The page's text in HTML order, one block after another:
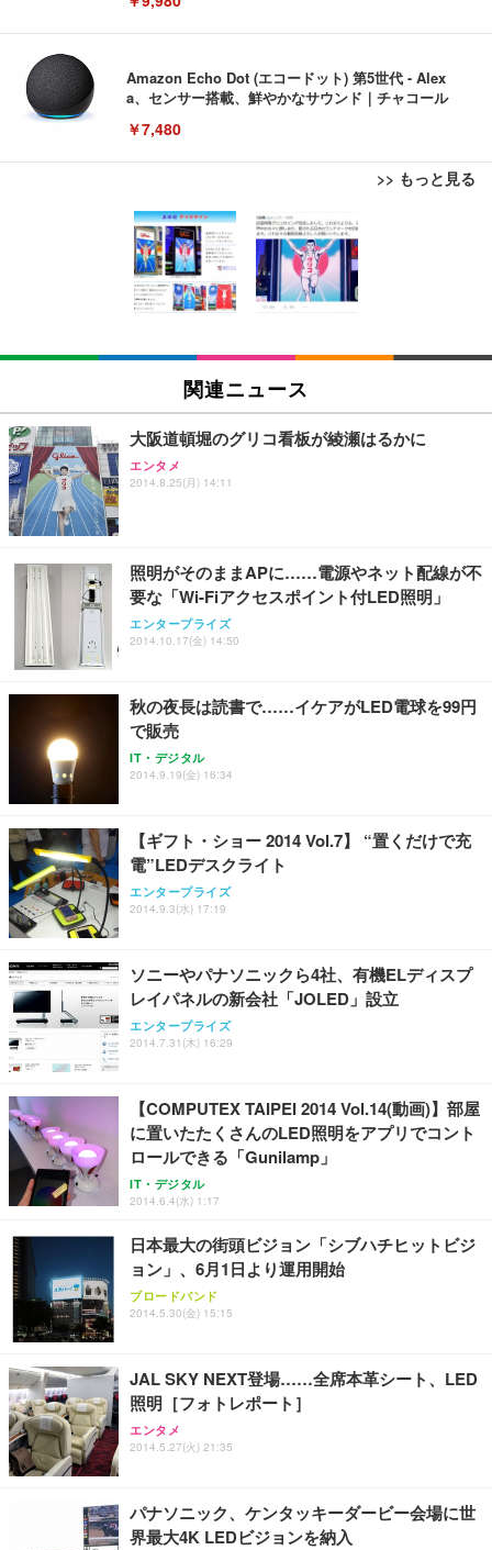
Amazon Echo Dot (エコードット) 第5世代 - Alex
a、センサー搭載、鮮やかなサウンド｜チャコール
￥7,480
>> もっと見る
[EdoErgo] オフィスチェア 椅子 テレワーク 疲れな
い 跳ね上げ式アームレスト コンパクト 約105度ロッ
キング pc 事務椅子 360度回転 座面昇降 強化ナイロ
ン樹脂ベース 通気性メッシュ 在宅ワーク H-WY01
(黒網+黒枠+黒足)
￥5,699
SIHOO B100 オフィスチェア／デスクチェア メッシ
ュチェア 人間工学 疲れない ブラック
￥27,999
Sezlife オフィスチェア デスクチェア 疲れない テレ
務用 おしゃれ パソコンチェア (ブラック)
Sezlife オフィスチェア デスクチェア 疲れない テレ
ワーク チェア 強化バックレスト 30度ロッキング機
能 人間工学 椅子 腰サポート 90度跳ね上げ式アーム
務用 おしゃれ パソコンチェア (ホワイト)
ANDWINT オフィスチェア デスクチェア 肘なし メ
ッシュ 通気性 ランバーサポート付き 腰サポート ガ
ス圧無段階昇降 360度回転 キャスター付き コンパク
EIZO ビジネス向けプレミアムモニター | FlexScan
EV3240X-WT | 31.5型4K UHD・USB Type-C・ホワ
イト
￥105,595
EIZO ビジネス向けプレミアムモニター | FlexScan
￥109,572
【純正品】27"ゲーミングモニター DualSense 充電
【整備済み品】Dell E2724HS 27インチ 液晶モニタ
ー フルHD（1920×1080）VA 非光沢 HDMI/DisplayP
ort/VGA スピーカー内蔵 高さ調整 スイベル VESA対
【MiniLED/24.5inch/280Hz/FHD】GRAPHT THE S
HOOTER Gaming Monitor 24” Essential ゲーミン
グモニター QD 24.5インチ 1ms FHD 量子ドット 残
Amazonベーシック ペットシーツ 薄型 レギュラー 1
回使い捨て 無香料 ホワイト 300枚
￥3,373
Amazonベーシック ペットシーツ 厚型 ワイド 42枚
x2袋(84枚) ホワイト(吸収面:ライトブルー)
￥3,234
ネオ・ルーライフ ネオ・オムツ L 中型犬用 26枚入
Smart Basic(スマートベーシック) 【Amazon.co.jp
限定】 Smart Basic アイリスオーヤマ ペットシーツ
超厚型 お徳用 ワイド 100枚入 (x 1) (ケース販売)
アイリスオーヤマ ペットシーツ 超厚型 お徳用 レギ
ュラー 200枚入【Amazon.co.jp限定】
関連ニュース
大阪道頓堀のグリコ看板が綾瀬はるかに
エンタメ
2014.8.25(月) 14:11
照明がそのままAPに……電源やネット配線が不
要な「Wi-Fiアクセスポイント付LED照明」
エンタープライズ
2014.10.17(金) 14:50
秋の夜長は読書で……イケアがLED電球を99円
で販売
IT・デジタル
2014.9.19(金) 16:34
【ギフト・ショー 2014 Vol.7】 “置くだけで充
電”LEDデスクライト
エンタープライズ
2014.9.3(水) 17:19
ソニーやパナソニックら4社、有機ELディスプ
レイパネルの新会社「JOLED」設立
エンタープライズ
2014.7.31(木) 16:29
【COMPUTEX TAIPEI 2014 Vol.14(動画)】部屋
に置いたたくさんのLED照明をアプリでコント
ロールできる「Gunilamp」
IT・デジタル
2014.6.4(水) 1:17
日本最大の街頭ビジョン「シブハチヒットビジ
ョン」、6月1日より運用開始
ブロードバンド
2014.5.30(金) 15:15
JAL SKY NEXT登場……全席本革シート、LED
照明［フォトレポート］
エンタメ
2014.5.27(火) 21:35
パナソニック、ケンタッキーダービー会場に世
界最大4K LEDビジョンを納入